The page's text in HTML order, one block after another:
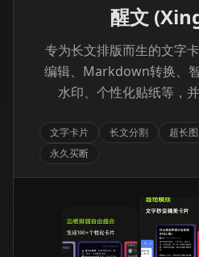
醒文
专为长文排版而生的文字
编辑、Markdown转换、
水印、个性化贴纸等，
文字卡片 长文分割 超长图
永久买断